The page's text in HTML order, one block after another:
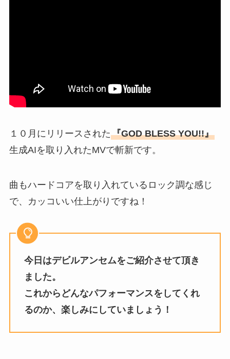
１０月にリリースされた『GOD BLESS YOU!!』
生成AIを取り入れたMVで斬新です。
曲もハードコアを取り入れているロック調な感じ
で、カッコいい仕上がりですね！
今日はデビルアンセムをご紹介させて頂き
ました。
これからどんなパフォーマンスをしてくれ
るのか、楽しみにしていましょう！